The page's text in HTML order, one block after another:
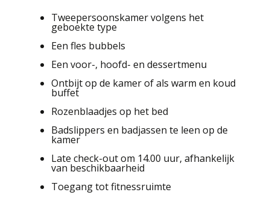
Tweepersoonskamer volgens het
geboekte type
Een fles bubbels
Een voor-, hoofd- en dessertmenu
Ontbijt op de kamer of als warm en koud
buffet
Rozenblaadjes op het bed
Badslippers en badjassen te leen op de
kamer
Late check-out om 14.00 uur, afhankelijk
van beschikbaarheid
Toegang tot fitnessruimte